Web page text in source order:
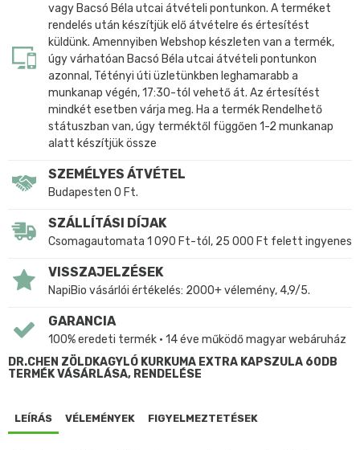
vagy Bacsó Béla utcai átvételi pontunkon. A terméket
rendelés után készítjük elő átvételre és értesítést
küldünk. Amennyiben Webshop készleten van a termék,
úgy várhatóan Bacsó Béla utcai átvételi pontunkon
azonnal, Tétényi úti üzletünkben leghamarabb a
munkanap végén, 17:30-tól vehető át. Az értesítést
mindkét esetben várja meg. Ha a termék Rendelhető
státuszban van, úgy terméktől függően 1-2 munkanap
alatt készítjük össze
SZEMÉLYES ÁTVÉTEL
Budapesten 0 Ft.
SZÁLLÍTÁSI DÍJAK
Csomagautomata 1 090 Ft-tól, 25 000 Ft felett ingyenes
VISSZAJELZÉSEK
NapiBio vásárlói értékelés: 2000+ vélemény, 4,9/5.
GARANCIA
100% eredeti termék • 14 éve működő magyar webáruház
DR.CHEN ZÖLDKAGYLÓ KURKUMA EXTRA KAPSZULA 60DB
TERMÉK VÁSÁRLÁSA, RENDELÉSE
LEÍRÁS VÉLEMÉNYEK FIGYELMEZTETÉSEK